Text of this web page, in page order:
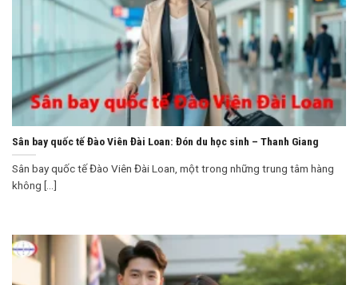
Sân bay quốc tế Đào Viên Đài Loan: Đón du học sinh – Thanh Giang
Sân bay quốc tế Đào Viên Đài Loan, một trong những trung tâm hàng
không [...]